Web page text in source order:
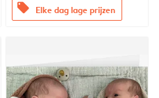
offers Elke dag lage prijzen